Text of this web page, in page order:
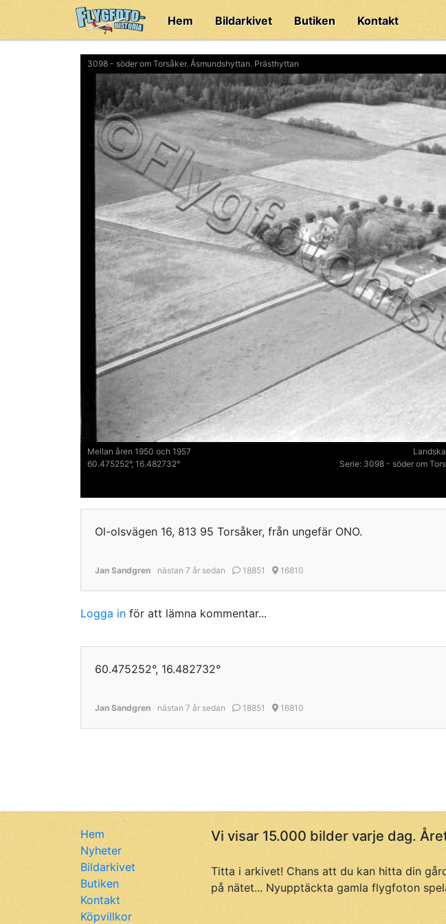
Hem Bildarkivet Butiken Kontakt
3098 - söder om Torsåker. Åsmundshyttan. Prästhyttan
Mellan åren 1950 och 1957
60.475252°, 16.482732°
Serie: 3098 - söder om
Ol-olsvägen 16, 813 95 Torsåker, från ungefär ONO.
Jan Sandgren nästan 7 år sedan 18851 16810
Logga in för att lämna kommentar...
60.475252°, 16.482732°
Jan Sandgren nästan 7 år sedan 18851 16810
Hem
Nyheter
Bildarkivet
Butiken
Kontakt
Köpvillkor
Vi visar 15.000 bilder varje dag.
Titta i arkivet! Chans att du kan hitta din
på nätet... Nyupptäckta gamla flygfoton